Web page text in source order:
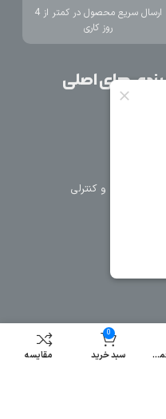
ارسال سریع محصول در کمتر از 4
روز کاری
های اصلی
حفاظتی و کنترلی
لیست علاقمندی
0
سبد خرید مقایسه